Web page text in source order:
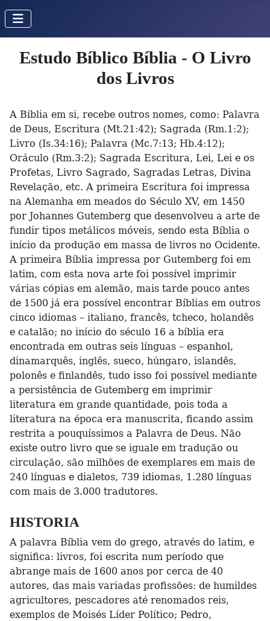
Estudo Bíblico Bíblia - O Livro
dos Livros
A Bíblia em si, recebe outros nomes, como: Palavra
de Deus, Escritura (Mt.21:42); Sagrada (Rm.1:2);
Livro (Is.34:16); Palavra (Mc.7:13; Hb.4:12);
Oráculo (Rm.3:2); Sagrada Escritura, Lei, Lei e os
Profetas, Livro Sagrado, Sagradas Letras, Divina
Revelação, etc. A primeira Escritura foi impressa
na Alemanha em meados do Século XV, em 1450
por Johannes Gutemberg que desenvolveu a arte de
fundir tipos metálicos móveis, sendo esta Bíblia o
início da produção em massa de livros no Ocidente.
A primeira Bíblia impressa por Gutemberg foi em
latim, com esta nova arte foi possível imprimir
várias cópias em alemão, mais tarde pouco antes
de 1500 já era possível encontrar Bíblias em outros
cinco idiomas – italiano, francês, tcheco, holandês
e catalão; no início do século 16 a bíblia era
encontrada em outras seis línguas – espanhol,
dinamarquês, inglês, sueco, húngaro, islandês,
polonês e finlandês, tudo isso foi possível mediante
a persistência de Gutemberg em imprimir
literatura em grande quantidade, pois toda a
literatura na época era manuscrita, ficando assim
restrita a pouquíssimos a Palavra de Deus. Não
existe outro livro que se iguale em tradução ou
circulação, são milhões de exemplares em mais de
240 línguas e dialetos, 739 idiomas, 1.280 línguas
com mais de 3.000 tradutores.
HISTORIA
A palavra Bíblia vem do grego, através do latim, e
significa: livros, foi escrita num período que
abrange mais de 1600 anos por cerca de 40
autores, das mais variadas profissões: de humildes
agricultores, pescadores até renomados reis,
exemplos de Moisés Líder Político; Pedro,